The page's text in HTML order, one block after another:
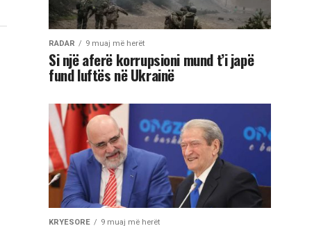
RADAR 9 muaj më herët
Si një aferë korrupsioni mund t’i japë
fund luftës në Ukrainë
KRYESORE 9 muaj më herët